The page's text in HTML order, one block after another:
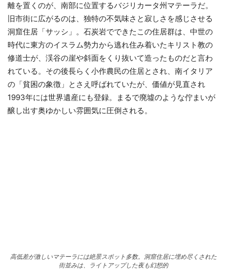
離を置くのが、南部に位置するバジリカータ州マテーラだ。
旧市街に広がるのは、独特の不気味さと寂しさを感じさせる
洞窟住居「サッシ」。石炭岩でできたこの住居群は、中世の
時代に東方のイスラム勢力から逃れ住み着いたキリスト教の
修道士が、渓谷の崖や斜面をくり抜いて造ったものだと言わ
れている。その後長らく小作農民の住居とされ、南イタリア
の「貧困の象徴」とさえ呼ばれていたが、価値が見直され
1993年には世界遺産にも登録。まるで廃墟のような佇まいが
醸し出す奥ゆかしい雰囲気に圧倒される。
高低差が激しいマテーラには絶景スポット多数。洞窟住居に埋め尽くされた
街並みは、ライトアップした夜も幻想的